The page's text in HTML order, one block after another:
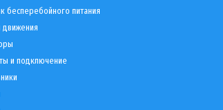
бесперебойного питания
движения
и подключение